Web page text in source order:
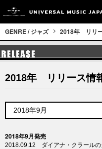
GENRE / ジャズ 2018年 リリ
2018年 リリース情
2018年9月発売
2018.09.12 ダイアナ・クラールの